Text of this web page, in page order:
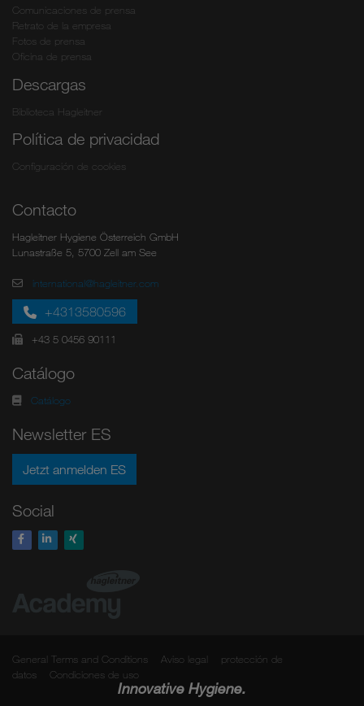
Comunicaciones de prensa
Retrato de la empresa
Fotos de prensa
Oficina de prensa
Descargas
Biblioteca Hagleitner
Política de privacidad
Configuración de cookies
Contacto
Hagleitner Hygiene Österreich GmbH
Lunastraße 5, 5700 Zell am See
international@hagleitner.com
+4313580596
+43 5 0456 90111
Catálogo
Catálogo
Newsletter ES
Jetzt anmelden ES
Social
General Terms and Conditions Aviso legal
protección de
datos
Condiciones de uso
Innovative Hygiene.